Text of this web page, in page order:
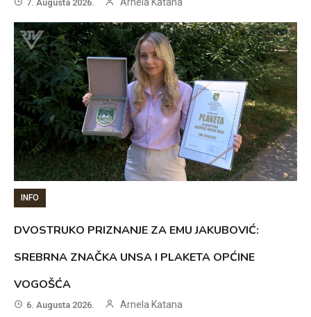
7. Augusta 2026.
INFO
DVOSTRUKO PRIZNANJE ZA EMU JAKUBOVIĆ:
SREBRNA ZNAČKA UNSA I PLAKETA OPĆINE
VOGOŠĆA
6. Augusta 2026. Arnela Katana